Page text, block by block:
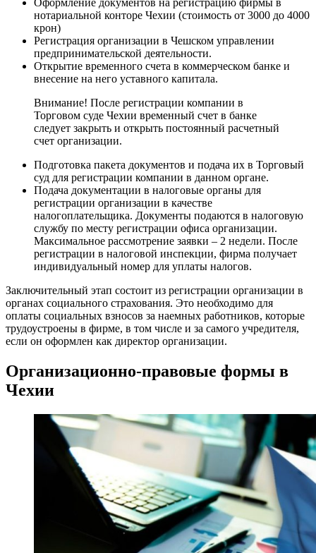
Оформление документов на регистрацию фирмы в
нотариальной конторе Чехии (стоимость от 3000 до 4000
крон)
Регистрация организации в Чешском управлении
предпринимательской деятельности.
Открытие временного счета в коммерческом банке и
внесение на него уставного капитала.
Внимание! После регистрации компании в
Торговом суде Чехии временный счет в банке
следует закрыть и открыть постоянный расчетный
счет организации.
Подготовка пакета документов и подача их в Торговый
суд для регистрации компании в данном органе.
Подача документации в налоговые органы для
регистрации организации в качестве
налогоплательщика. Документы подаются в налоговую
службу по месту регистрации офиса организации.
Максимальное рассмотрение заявки – 2 недели. После
регистрации в налоговой инспекции, фирма получает
индивидуальный номер для уплаты налогов.
Заключительный этап состоит из регистрации организации в
органах социального страхования. Это необходимо для
оплаты социальных взносов за наемных работников, которые
трудоустроены в фирме, в том числе и за самого учредителя,
если он оформлен как директор организации.
Организационно-правовые формы в
Чехии